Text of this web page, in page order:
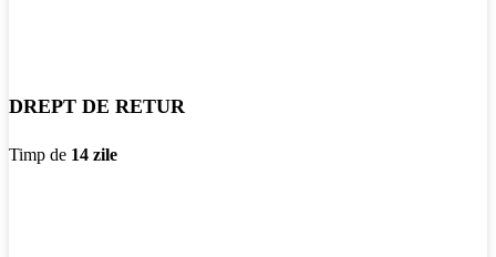
DREPT DE RETUR
Timp de 14 zile